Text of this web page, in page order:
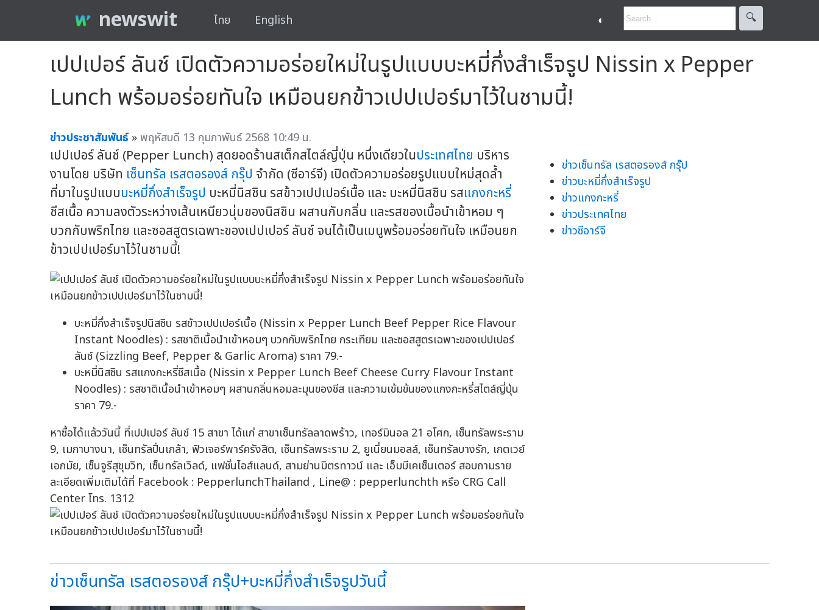
newswit ไทย English ◐ 🔍︎
เปปเปอร์ ลันช์ เปิดตัวความอร่อยใหม่ในรูปแบบบะหมี่กึ่งสำเร็จรูป Nissin x Pepper
Lunch พร้อมอร่อยทันใจ เหมือนยกข้าวเปปเปอร์มาไว้ในชามนี้!
ข่าวประชาสัมพันธ์ »พฤหัสบดี 13 กุมภาพันธ์ 2568 10:49 น.
เปปเปอร์ ลันช์ (Pepper Lunch) สุดยอดร้านสเต็กสไตล์ญี่ปุ่น หนึ่งเดียวในประเทศไทย บริหาร
งานโดย บริษัท เซ็นทรัล เรสตอรองส์ กรุ๊ป จำกัด (ซีอาร์จี) เปิดตัวความอร่อยรูปแบบใหม่สุดล้ำ
ที่มาในรูปแบบบะหมี่กึ่งสำเร็จรูป บะหมี่นิสชิน รสข้าวเปปเปอร์เนื้อ และ บะหมี่นิสชิน รสแกงกะหรี่
ชีสเนื้อ ความลงตัวระหว่างเส้นเหนียวนุ่มของนิสชิน ผสานกับกลิ่น และรสของเนื้อนำเข้าหอม ๆ
บวกกับพริกไทย และซอสสูตรเฉพาะของเปปเปอร์ ลันช์ จนได้เป็นเมนูพร้อมอร่อยทันใจ เหมือนยก
ข้าวเปปเปอร์มาไว้ในชามนี้!
บะหมี่กึ่งสำเร็จรูปนิสชิน รสข้าวเปปเปอร์เนื้อ (Nissin x Pepper Lunch Beef Pepper Rice Flavour
Instant Noodles) : รสชาติเนื้อนำเข้าหอมๆ บวกกับพริกไทย กระเทียม และซอสสูตรเฉพาะของเปปเปอร์
ลันช์ (Sizzling Beef, Pepper & Garlic Aroma) ราคา 79.-
บะหมี่นิสชิน รสแกงกะหรี่ชีสเนื้อ (Nissin x Pepper Lunch Beef Cheese Curry Flavour Instant
Noodles) : รสชาติเนื้อนำเข้าหอมๆ ผสานกลิ่นหอมละมุนของชีส และความเข้มข้นของแกงกะหรี่สไตล์ญี่ปุ่น
ราคา 79.-
หาซื้อได้แล้ววันนี้ ที่เปปเปอร์ ลันช์ 15 สาขา ได้แก่ สาขาเซ็นทรัลลาดพร้าว, เทอร์มินอล 21 อโศก, เซ็นทรัลพระราม
9, เมกาบางนา, เซ็นทรัลปิ่นเกล้า, ฟิวเจอร์พาร์ครังสิต, เซ็นทรัลพระราม 2, ยูเนี่ยนมอลล์, เซ็นทรัลบางรัก, เกตเวย์
เอกมัย, เซ็นจูรีสุขุมวิท, เซ็นทรัลเวิลด์, แฟชั่นไอส์แลนด์, สามย่านมิตรทาวน์ และ เอ็มบีเคเซ็นเตอร์ สอบถามราย
ละเอียดเพิ่มเติมได้ที่ Facebook : PepperlunchThailand , Line@ : pepperlunchth หรือ CRG Call
Center โทร. 1312
ข่าวเซ็นทรัล เรสตอรองส์ กรุ๊ป
ข่าวบะหมี่กึ่งสำเร็จรูป
ข่าวแกงกะหรี่
ข่าวประเทศไทย
ข่าวซีอาร์จี
ข่าวเซ็นทรัล เรสตอรองส์ กรุ๊ป+บะหมี่กึ่งสำเร็จรูปวันนี้